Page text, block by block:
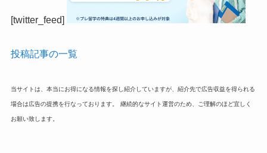
[twitter_feed]
投稿記事の一覧
当サイトは、本当にお得になる情報を探し紹介していますが、紹介先で広告収益を得られる
場合は広告の提携を行なっております。 継続的なサイト運営のため、ご理解のほど宜しく
お願い致します。